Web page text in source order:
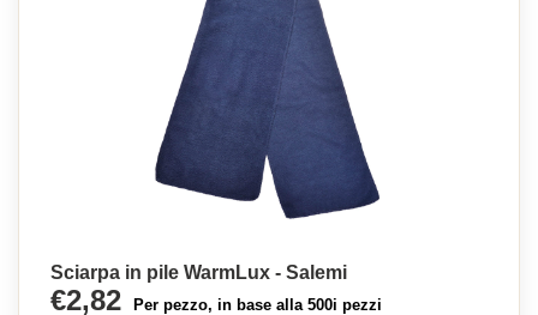
Sciarpa in pile WarmLux - Salemi
€2,82 Per pezzo, in base alla 500i pezzi